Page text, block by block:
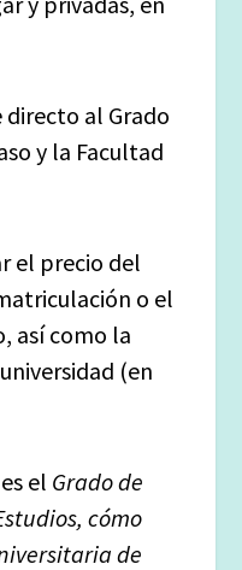
directo al Grado
y la Facultad
el precio del
o el
así como la
(en
el Grado de
cómo
de